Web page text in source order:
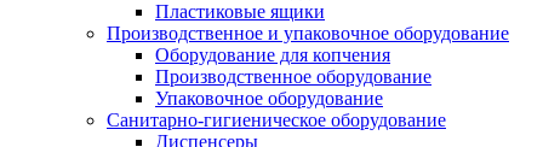
Пластиковые ящики
Производственное и упаковочное оборудование
Оборудование для копчения
Производственное оборудование
Упаковочное оборудование
Санитарно-гигиеническое оборудование
Диспенсеры